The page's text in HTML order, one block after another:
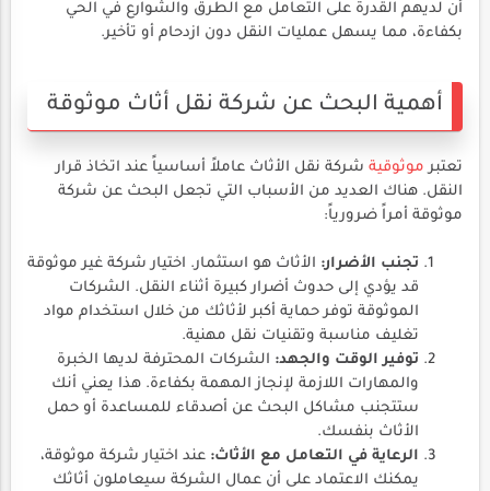
أن لديهم القدرة على التعامل مع الطرق والشوارع في الحي
بكفاءة، مما يسهل عمليات النقل دون ازدحام أو تأخير.
أهمية البحث عن شركة نقل أثاث موثوقة
تعتبر موثوقية شركة نقل الأثاث عاملاً أساسياً عند اتخاذ قرار
النقل. هناك العديد من الأسباب التي تجعل البحث عن شركة
موثوقة أمراً ضرورياً:
تجنب الأضرار: الأثاث هو استثمار. اختيار شركة غير موثوقة
قد يؤدي إلى حدوث أضرار كبيرة أثناء النقل. الشركات
الموثوقة توفر حماية أكبر لأثاثك من خلال استخدام مواد
تغليف مناسبة وتقنيات نقل مهنية.
توفير الوقت والجهد: الشركات المحترفة لديها الخبرة
والمهارات اللازمة لإنجاز المهمة بكفاءة. هذا يعني أنك
ستتجنب مشاكل البحث عن أصدقاء للمساعدة أو حمل
الأثاث بنفسك.
الرعاية في التعامل مع الأثاث: عند اختيار شركة موثوقة،
يمكنك الاعتماد على أن عمال الشركة سيعاملون أثاثك